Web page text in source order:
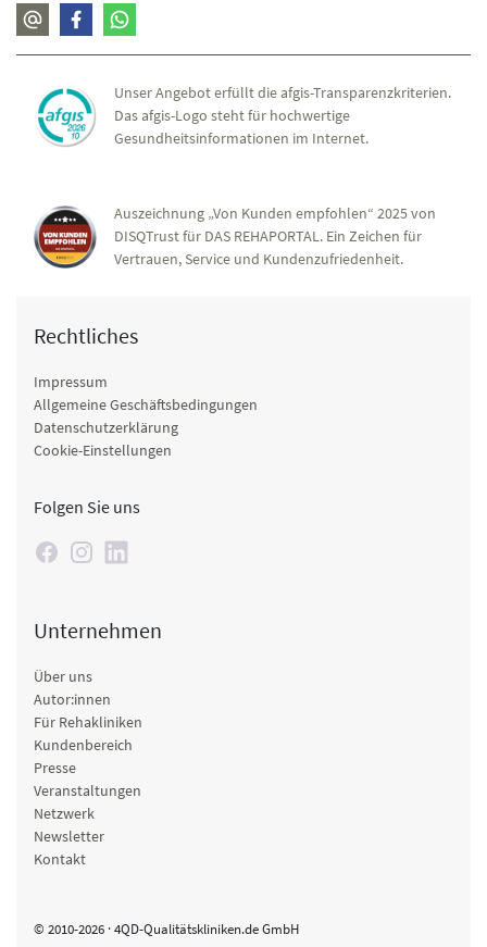
Unser Angebot erfüllt die afgis-Transparenzkriterien.
Das afgis-Logo steht für hochwertige
Gesundheitsinformationen im Internet.
Auszeichnung „Von Kunden empfohlen“ 2025 von
DISQTrust für DAS REHAPORTAL. Ein Zeichen für
Vertrauen, Service und Kundenzufriedenheit.
Rechtliches
Impressum
Allgemeine Geschäftsbedingungen
Datenschutzerklärung
Cookie-Einstellungen
Folgen Sie uns
Unternehmen
Über uns
Autor:innen
Für Rehakliniken
Kundenbereich
Presse
Veranstaltungen
Netzwerk
Newsletter
Kontakt
© 2010-2026 · 4QD-Qualitätskliniken.de GmbH